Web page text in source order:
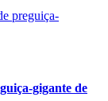
gigante de